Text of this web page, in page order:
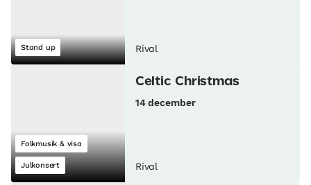
Stand up Rival
Folkmusik & visa
Julkonsert
Celtic Christmas
14 december
Rival